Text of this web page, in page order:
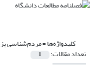
کلیدواژه‌ها =مردم‌شناسی
تعداد مقالات: 1